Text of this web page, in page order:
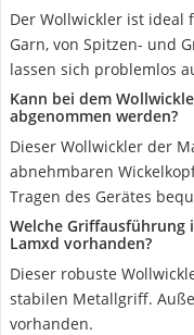
Der Wollwickler ist ideal
Garn, von Spitzen- und
lassen sich problemlos
Kann bei dem
abgenommen werden?
Dieser Wollwickler der
abnehmbaren
Tragen des Gerätes
Welche Griffausführung
Lamxd vorhanden?
Dieser robuste
stabilen Metallgriff.
vorhanden.